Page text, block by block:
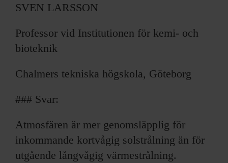
SVEN LARSSON
Professor vid Institutionen för kemi- och
bioteknik
Chalmers tekniska högskola, Göteborg
### Svar:
Atmosfären är mer genomsläpplig för
inkommande kortvågig solstrålning än för
utgående långvågig värmestrålning.